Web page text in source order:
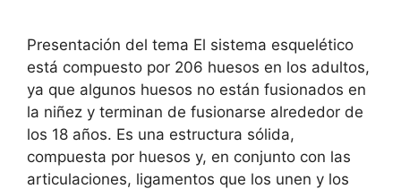
Presentación del tema El sistema esquelético
está compuesto por 206 huesos en los adultos,
ya que algunos huesos no están fusionados en
la niñez y terminan de fusionarse alrededor de
los 18 años. Es una estructura sólida,
compuesta por huesos y, en conjunto con las
articulaciones, ligamentos que los unen y los